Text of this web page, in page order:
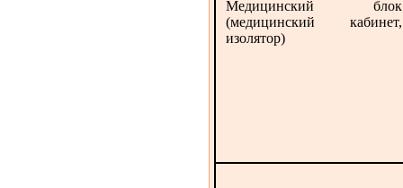
Медицинский блок
(медицинский кабинет,
изолятор)